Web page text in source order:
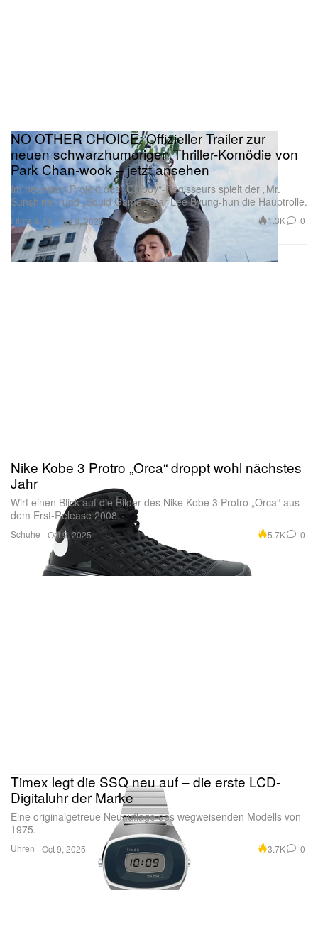
Filme & TV
NO OTHER CHOICE: Offizieller Trailer zur
neuen schwarzhumorigen Thriller-Komödie von
Park Chan-wook – jetzt ansehen
Im neuesten Projekt des „Oldboy“-Regisseurs spielt der „Mr.
Sunshine“- und „Squid Game“-Star Lee Byung-hun die Hauptrolle.
Oct 9, 2025 1.3K 0
Schuhe
Nike Kobe 3 Protro „Orca“ droppt wohl nächstes
Jahr
Wirf einen Blick auf die Bilder des Nike Kobe 3 Protro „Orca“ aus
dem Erst-Release 2008.
Oct 9, 2025 5.7K 0
Uhren
Timex legt die SSQ neu auf – die erste LCD-
Digitaluhr der Marke
Eine originalgetreue Neuauflage des wegweisenden Modells von
1975.
Oct 9, 2025 3.7K 0